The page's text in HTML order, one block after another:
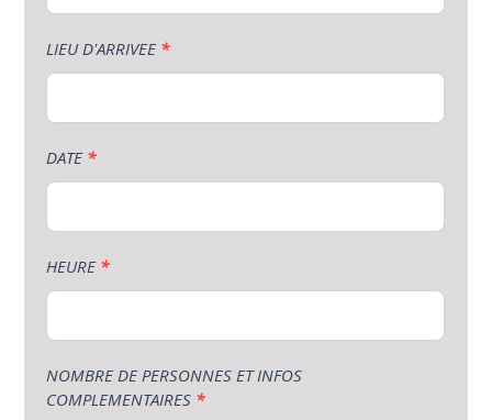
LIEU D'ARRIVEE *
DATE *
HEURE *
NOMBRE DE PERSONNES ET INFOS
COMPLEMENTAIRES *